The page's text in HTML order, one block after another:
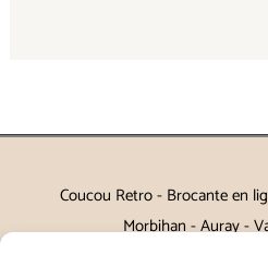
Coucou Retro - Brocante en
Morbihan - Auray -